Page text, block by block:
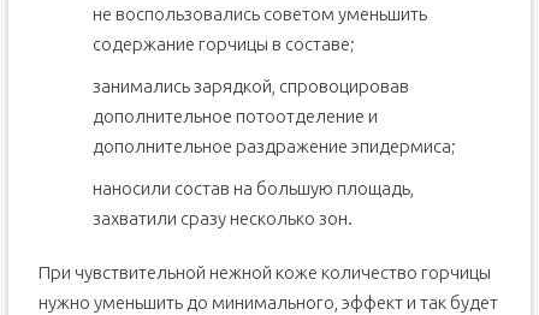
не воспользовались советом уменьшить
содержание горчицы в составе;
занимались зарядкой, спровоцировав
дополнительное потоотделение и
дополнительное раздражение эпидермиса;
наносили состав на большую площадь,
захватили сразу несколько зон.
При чувствительной нежной коже количество горчицы
нужно уменьшить до минимального, эффект и так будет